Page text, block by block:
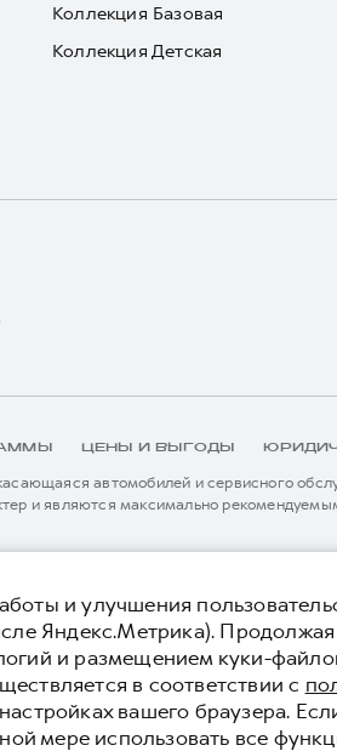
Коллекция Базовая
Коллекция Детская
ЦЕНЫ И ВЫГОДЫ
автомобилей и сервисного
и являются максимально
ближайшему официальному дилеру ООО
в любое время без предварительного
отсутствовать система / устройство
2 года дополнительной сервисной
и на данной странице,
без предварительного уведомления.
Политика конфиденциальности
и улучшения
Яндекс.Метрика).
и размещением куки-
в соответствии с
вашего браузера.
мере использовать все